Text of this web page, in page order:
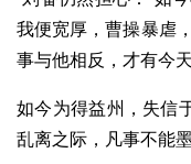
我便宽厚，曹操暴虐
事与他相反，才有今天
如今为得益州，失信
乱离之际，凡事不能